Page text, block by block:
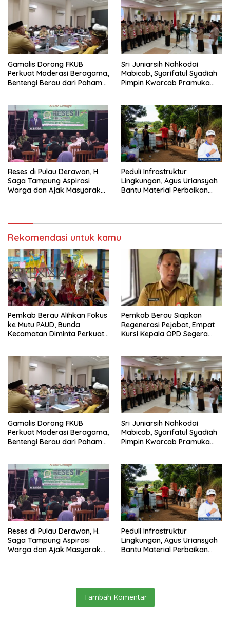
Gamalis Dorong FKUB
Perkuat Moderasi Beragama,
Bentengi Berau dari Paham
Sri Juniarsih Nahkodai
Mabicab, Syarifatul Syadiah
Pimpin Kwarcab Pramuka
Reses di Pulau Derawan, H.
Saga Tampung Aspirasi
Warga dan Ajak Masyarakat
Peduli Infrastruktur
Lingkungan, Agus Uriansyah
Bantu Material Perbaikan
Rekomendasi untuk kamu
Pemkab Berau Alihkan Fokus
ke Mutu PAUD, Bunda
Kecamatan Diminta Perkuat
Pemkab Berau Siapkan
Regenerasi Pejabat, Empat
Kursi Kepala OPD Segera
Gamalis Dorong FKUB
Perkuat Moderasi Beragama,
Bentengi Berau dari Paham
Sri Juniarsih Nahkodai
Mabicab, Syarifatul Syadiah
Pimpin Kwarcab Pramuka
Reses di Pulau Derawan, H.
Saga Tampung Aspirasi
Warga dan Ajak Masyarakat
Peduli Infrastruktur
Lingkungan, Agus Uriansyah
Bantu Material Perbaikan
Tambah Komentar